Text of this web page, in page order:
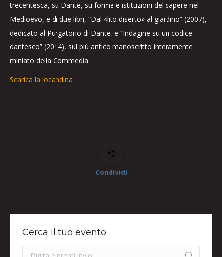
trecentesca, su Dante, su forme e istituzioni del sapere nel
Medioevo, e di due libri, “Dal «lito diserto» al giardino” (2007),
dedicato al Purgatorio di Dante, e “Indagine su un codice
dantesco” (2014), sul più antico manoscritto interamente
miniato della Commedia.
Scarica la locandina
Condividi
Cerca il tuo evento
Search: